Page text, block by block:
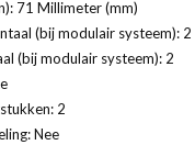
71 Millimeter (mm)
(bij modulair systeem): 2
(bij modulair systeem): 2
2
Nee